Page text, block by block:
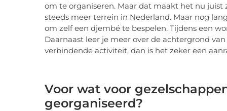
om te organiseren. Maar dat maakt het nu
steeds meer terrein in Nederland. Maar nog
om zelf een djembé te bespelen. Tijdens een
Daarnaast leer je meer over de achtergrond
verbindende activiteit, dan is het zeker een
Voor wat voor
georganiseerd?